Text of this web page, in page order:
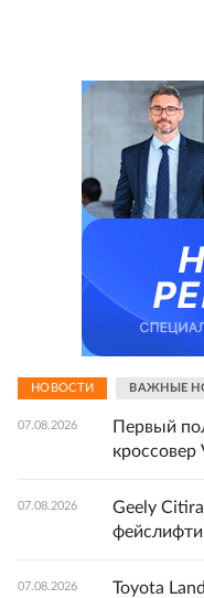
НОВОСТИ ВАЖНЫЕ
07.08.2026
Первый
кроссовер
07.08.2026
Geely
07.08.2026
Toyota